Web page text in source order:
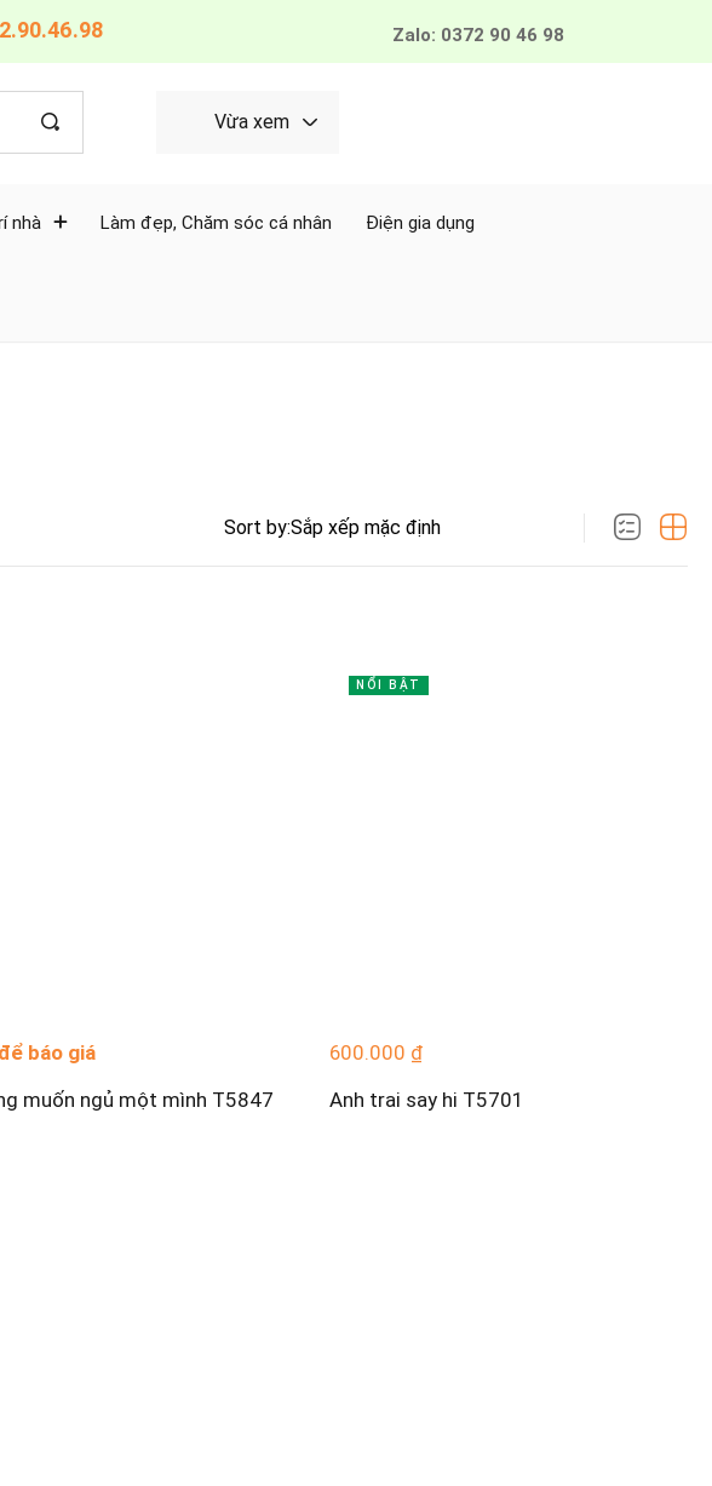
Zalo: 0372 90 46 98
Vừa xem
nhà Làm đẹp, Chăm sóc cá nhân Điện gia dụng
Sort by:
báo giá
muốn ngủ một mình T5847
NỔI BẬT
600.000 ₫
Anh trai say hi T5701